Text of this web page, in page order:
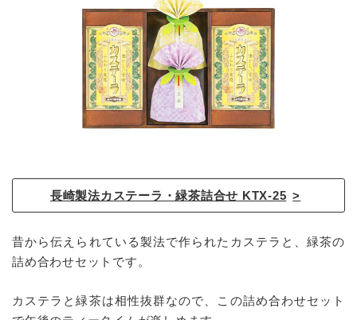
長崎製法カステーラ・緑茶詰合せ KTX-25
昔から伝えられている製法で作られたカステラと、緑茶の
詰め合わせセットです。
カステラと緑茶は相性抜群なので、この詰め合わせセット